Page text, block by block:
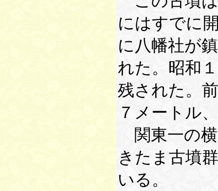
にはすでに
に八幡社が
れた。昭和
残された。
７メートル
関東一の横
きたま古墳
いる。